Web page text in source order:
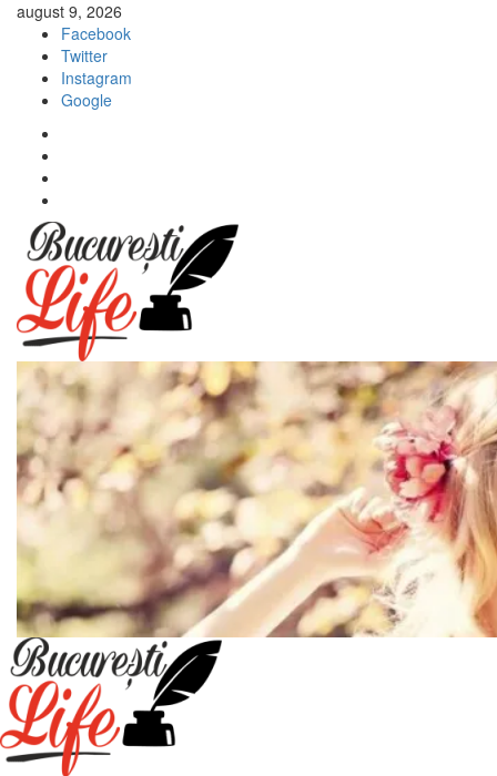
Sari
conținut
august 9, 2026
Facebook
Twitter
Instagram
Google
Meniu
principal